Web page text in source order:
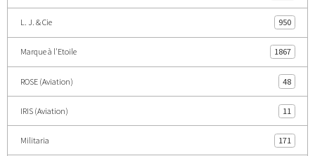
L. J. & Cie 950
Marque à l'Etoile 1867
ROSE (Aviation) 48
IRIS (Aviation) 11
Militaria 171